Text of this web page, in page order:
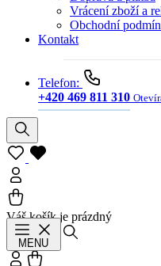
Vrácení zboží a
Obchodní
Kontakt
Telefon:
+420 469 811 310
Váš košík je prázdný
MENU
Přihlásit se